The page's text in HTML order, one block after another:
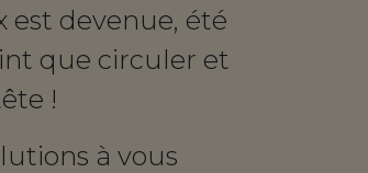
est devenue, été
que circuler et
!
à vous